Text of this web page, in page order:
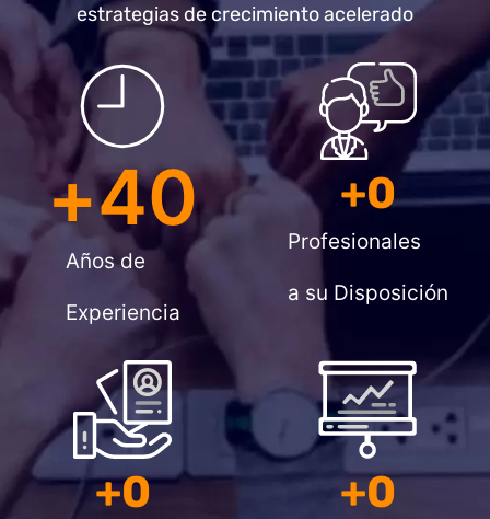
estrategias de crecimiento acelerado
Años de
Experiencia
+40 Profesionales
a su Disposición
+0
+0 +0